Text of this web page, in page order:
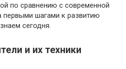
по сравнению с современной
шагами к развитию
сегодня.
и их техники